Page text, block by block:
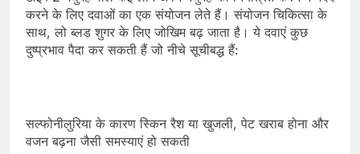
करने के लिए दवाओं का एक संयोजन लेते हैं। संयोजन चिकित्सा के
साथ, लो ब्लड शुगर के लिए जोखिम बढ़ जाता है। ये दवाएं कुछ
दुष्प्रभाव पैदा कर सकती हैं जो नीचे सूचीबद्ध हैं:
सल्फोनीलुरिया के कारण स्किन रैश या खुजली, पेट खराब होना और
वजन बढ़ना जैसी समस्याएं हो सकती